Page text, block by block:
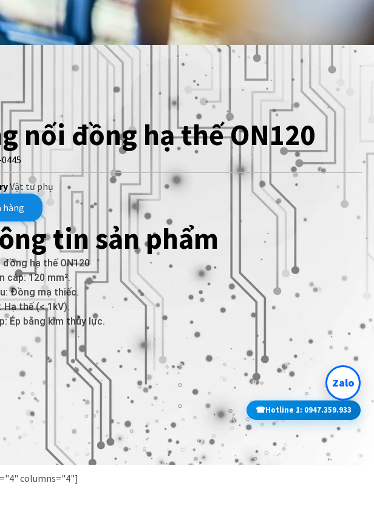
nối đồng hạ thế ON120
Vật tư phụ
hàng
tin sản phẩm
đồng hạ thế ON120
cáp: 120 mm².
Đồng mạ thiếc.
Hạ thế (< 1kV).
Ép bằng kìm thủy lực.
columns="4"]
Zalo
☎Hotline 1: 0947.359.933